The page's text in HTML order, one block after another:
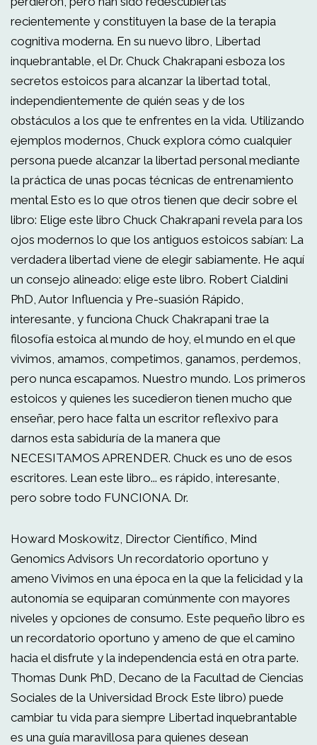
recientemente y constituyen la base de la terapia
cognitiva moderna. En su nuevo libro, Libertad
inquebrantable, el Dr. Chuck Chakrapani esboza los
secretos estoicos para alcanzar la libertad total,
independientemente de quién seas y de los
obstáculos a los que te enfrentes en la vida. Utilizando
ejemplos modernos, Chuck explora cómo cualquier
persona puede alcanzar la libertad personal mediante
la práctica de unas pocas técnicas de entrenamiento
mental Esto es lo que otros tienen que decir sobre el
libro: Elige este libro Chuck Chakrapani revela para los
ojos modernos lo que los antiguos estoicos sabían: La
verdadera libertad viene de elegir sabiamente. He aquí
un consejo alineado: elige este libro. Robert Cialdini
PhD, Autor Influencia y Pre-suasión Rápido,
interesante, y funciona Chuck Chakrapani trae la
filosofía estoica al mundo de hoy, el mundo en el que
vivimos, amamos, competimos, ganamos, perdemos,
pero nunca escapamos. Nuestro mundo. Los primeros
estoicos y quienes les sucedieron tienen mucho que
enseñar, pero hace falta un escritor reflexivo para
darnos esta sabiduría de la manera que
NECESITAMOS APRENDER. Chuck es uno de esos
escritores. Lean este libro... es rápido, interesante,
pero sobre todo FUNCIONA. Dr.
Howard Moskowitz, Director Científico, Mind
Genomics Advisors Un recordatorio oportuno y
ameno Vivimos en una época en la que la felicidad y la
autonomía se equiparan comúnmente con mayores
niveles y opciones de consumo. Este pequeño libro es
un recordatorio oportuno y ameno de que el camino
hacia el disfrute y la independencia está en otra parte.
Thomas Dunk PhD, Decano de la Facultad de Ciencias
Sociales de la Universidad Brock Este libro) puede
cambiar tu vida para siempre Libertad inquebrantable
es una guía maravillosa para quienes desean